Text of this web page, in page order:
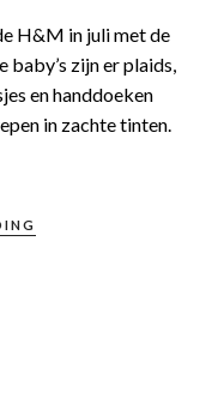
H&M in juli met de
zijn er plaids,
en handdoeken
in zachte tinten.